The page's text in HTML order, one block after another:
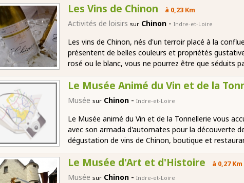
Les Vins de Chinon à 0,23 Km
Activités de loisirs sur Chinon - Indre-et-Loire
Les vins de Chinon, nés d'un terroir placé à la
présentent de belles couleurs et propriétés
rosé ou le blanc, vous ne pourrez être que séduits
Le Musée Animé du Vin et de la
Musée sur Chinon - Indre-et-Loire
Le Musée animé du Vin et de la Tonnellerie vous
avec son armada d'automates pour la découverte
dégustation de vins de Chinon, boutique et
Le Musée d'Art et d'Histoire à 0,27 Km
Musée sur Chinon - Indre-et-Loire